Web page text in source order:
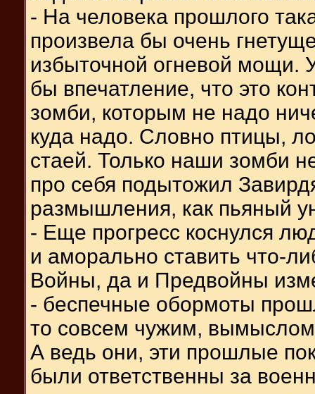
- На человека прошлого
произвела бы очень
избыточной огневой мощи.
бы впечатление, что это
зомби, которым не надо
куда надо. Словно птицы,
стаей. Только наши зомби
про себя подытожил
размышления, как пьяный
- Еще прогресс коснулся
и аморально ставить что-
Войны, да и Предвойны
- беспечные обормоты
то совсем чужим,
А ведь они, эти прошлые
были ответственны за